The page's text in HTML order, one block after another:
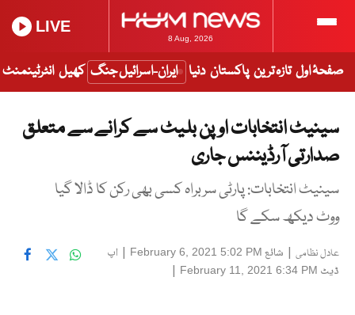
8 Aug, 2026
LIVE
صفحۂ اول تازہ ترین پاکستان دنیا ایران-اسرائیل جنگ کھیل انٹرٹینمنٹ
سینیٹ انتخابات اوپن بلیٹ سے کرانے سے متعلق
صدارتی آرڈیننس جاری
سینیٹ انتخابات: پارٹی سربراہ کسی بھی رکن کا ڈالا گیا
ووٹ دیکھ سکے گا
عادل نظامی | شائع February 6, 2021 5:02 PM
| اپ
ڈیٹ February 11, 2021 6:34 PM
|